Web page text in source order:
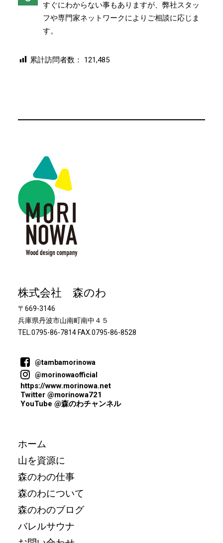
すぐにわからない事もありますが、弊社スタッ
フや専門家ネットワークによりご相談に応じま
す。
累計訪問者数： 121,485
株式会社 森のわ
〒669-3146
兵庫県丹波市山南町南中４５
TEL.0795-86-7814 FAX.0795-86-8528
@tambamorinowa
@morinowaofficial
https://www.morinowa.net
Twitter @morinowa721
YouTube @森のわチャンネル
ホーム
山を資源に
森のわの仕事
森のわについて
森のわのブログ
バレルサウナ